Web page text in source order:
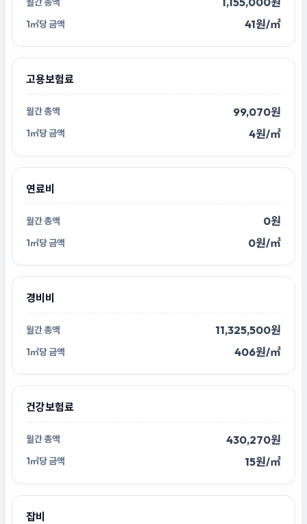
41원/㎡
고용보험료
99,070원
4원/㎡
연료비
0원
0원/㎡
경비비
11,325,500원
406원/㎡
건강보험료
430,270원
15원/㎡
잡비